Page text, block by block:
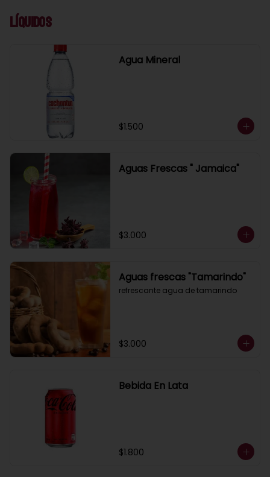
Líquidos
Agua Mineral
$1.500
Aguas Frescas " Jamaica"
$3.000
Aguas frescas "Tamarindo"
refrescante agua de tamarindo
$3.000
Bebida En Lata
$1.800